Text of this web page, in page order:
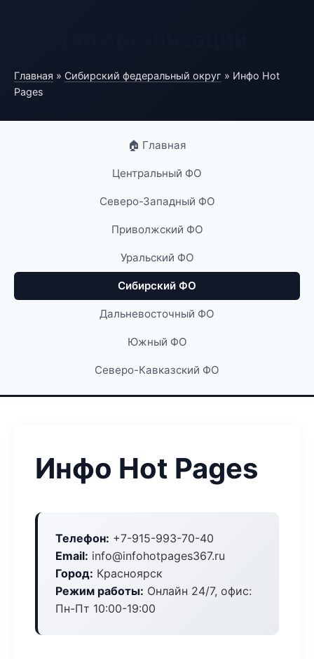
Главная » Сибирский федеральный округ » Инфо Hot
Pages
🏠 Главная
Центральный ФО
Северо-Западный ФО
Приволжский ФО
Уральский ФО
Сибирский ФО
Дальневосточный ФО
Южный ФО
Северо-Кавказский ФО
Инфо Hot Pages
Телефон: +7-915-993-70-40
Email: info@infohotpages367.ru
Город: Красноярск
Режим работы: Онлайн 24/7, офис:
Пн-Пт 10:00-19:00